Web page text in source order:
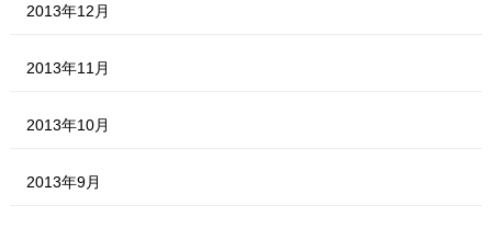
2013年12月
2013年11月
2013年10月
2013年9月